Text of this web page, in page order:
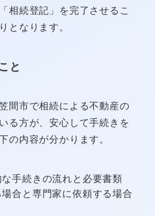
相続登記」を完了させるこ
となります。
と
間市で相続による不動産の
る方が、安心して手続きを
の内容が分かります。
手続きの流れと必要書類
合と専門家に依頼する場合